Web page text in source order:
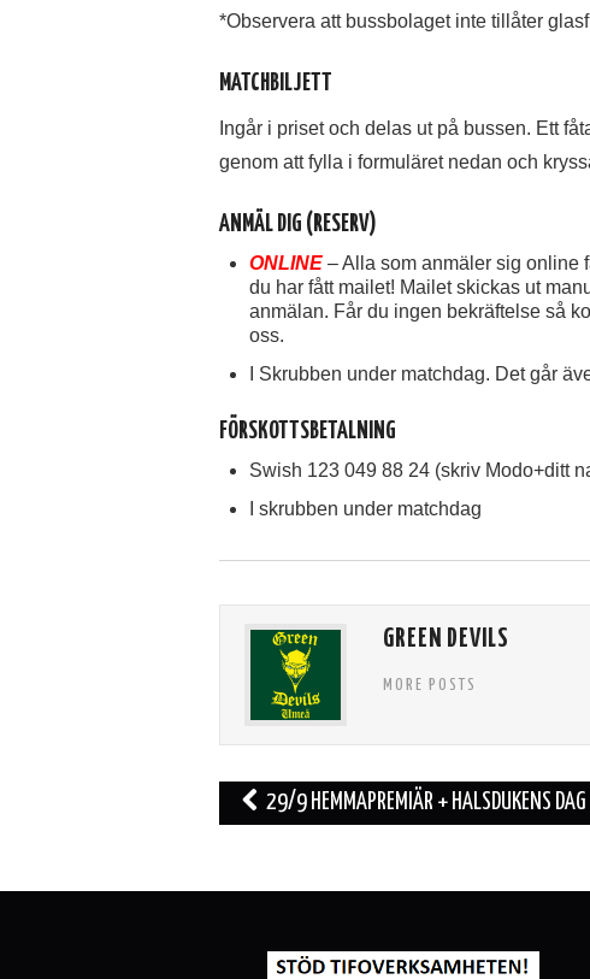
*Observera att bussbolaget inte tillåter
MATCHBILJETT
Ingår i priset och delas ut på bussen. Ett
genom att fylla i formuläret nedan och
ANMÄL DIG (RESERV)
ONLINE – Alla som anmäler sig online
du har fått mailet! Mailet skickas ut
anmälan. Får du ingen bekräftelse så
oss.
I Skrubben under matchdag. Det går
FÖRSKOTTSBETALNING
Swish 123 049 88 24 (skriv Modo+ditt
I skrubben under matchdag
GREEN DEVILS
MORE POSTS
Inläggsnavigering
29/9 HEMMAPREMIÄR + HALSDUKENS DAG